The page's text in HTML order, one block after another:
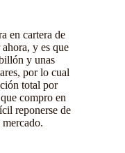
en cartera de
y es que
y unas
por lo cual
total por
compro en
reponerse de